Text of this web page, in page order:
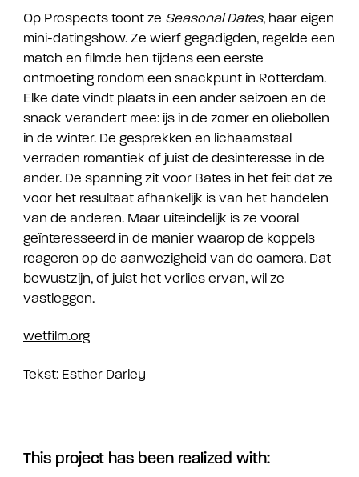
Op Prospects toont ze Seasonal Dates, haar eigen
mini-datingshow. Ze wierf gegadigden, regelde een
match en filmde hen tijdens een eerste
ontmoeting rondom een snackpunt in Rotterdam.
Elke date vindt plaats in een ander seizoen en de
snack verandert mee: ijs in de zomer en oliebollen
in de winter. De gesprekken en lichaamstaal
verraden romantiek of juist de desinteresse in de
ander. De spanning zit voor Bates in het feit dat ze
voor het resultaat afhankelijk is van het handelen
van de anderen. Maar uiteindelijk is ze vooral
geïnteresseerd in de manier waarop de koppels
reageren op de aanwezigheid van de camera. Dat
bewustzijn, of juist het verlies ervan, wil ze
vastleggen.
wetfilm.org
Tekst: Esther Darley
This project has been realized with: